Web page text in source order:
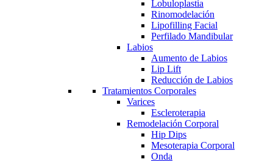
Lobuloplastia
Rinomodelación
Lipofilling Facial
Perfilado Mandibular
Labios
Aumento de Labios
Lip Lift
Reducción de Labios
Tratamientos Corporales
Varices
Escleroterapia
Remodelación Corporal
Hip Dips
Mesoterapia Corporal
Onda